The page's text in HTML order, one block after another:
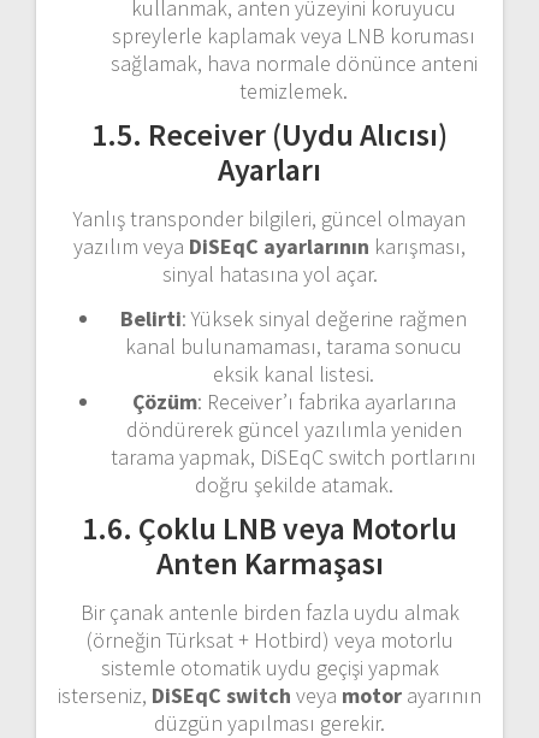
kullanmak, anten yüzeyini koruyucu
spreylerle kaplamak veya LNB koruması
sağlamak, hava normale dönünce anteni
temizlemek.
1.5. Receiver (Uydu Alıcısı)
Ayarları
Yanlış transponder bilgileri, güncel olmayan
yazılım veya DiSEqC ayarlarının karışması,
sinyal hatasına yol açar.
Belirti: Yüksek sinyal değerine rağmen
kanal bulunamaması, tarama sonucu
eksik kanal listesi.
Çözüm: Receiver’ı fabrika ayarlarına
döndürerek güncel yazılımla yeniden
tarama yapmak, DiSEqC switch portlarını
doğru şekilde atamak.
1.6. Çoklu LNB veya Motorlu
Anten Karmaşası
Bir çanak antenle birden fazla uydu almak
(örneğin Türksat + Hotbird) veya motorlu
sistemle otomatik uydu geçişi yapmak
isterseniz, DiSEqC switch veya motor ayarının
düzgün yapılması gerekir.